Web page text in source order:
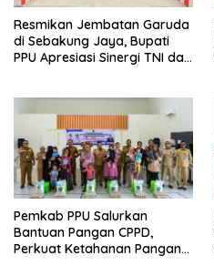
Resmikan Jembatan Garuda
di Sebakung Jaya, Bupati
PPU Apresiasi Sinergi TNI dan
Pemkab PPU Salurkan
Bantuan Pangan CPPD,
Perkuat Ketahanan Pangan